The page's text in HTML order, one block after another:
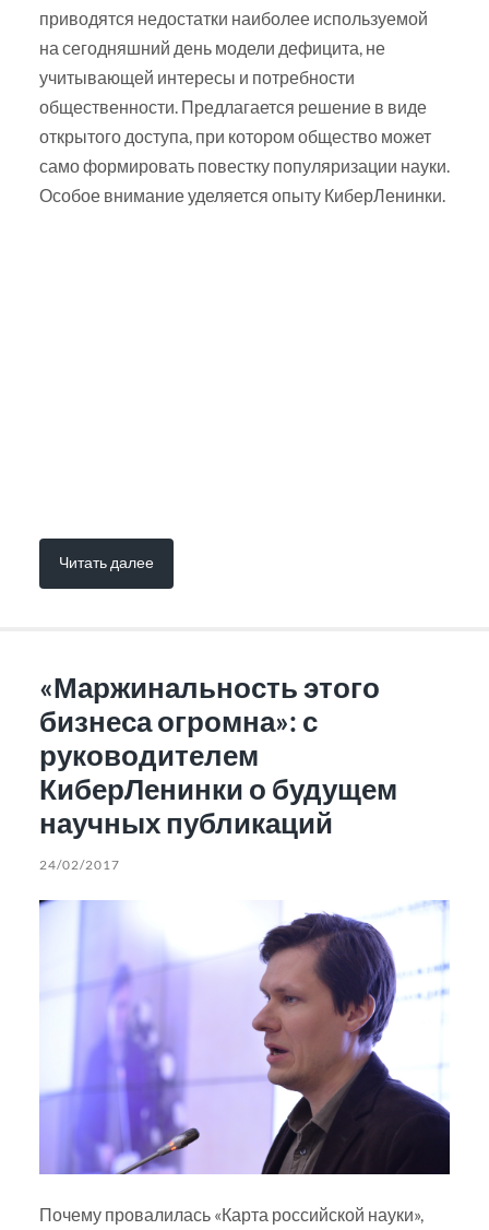
приводятся недостатки наиболее используемой
на сегодняшний день модели дефицита, не
учитывающей интересы и потребности
общественности. Предлагается решение в виде
открытого доступа, при котором общество может
само формировать повестку популяризации науки.
Особое внимание уделяется опыту КиберЛенинки.
Читать далее
«Маржинальность этого
бизнеса огромна»: с
руководителем
КиберЛенинки о будущем
научных публикаций
24/02/2017
Почему провалилась «Карта российской науки»,